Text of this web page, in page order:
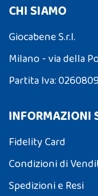
CHI SIAMO
Giocabene S.r.l.
Milano - via della
Partita Iva:
INFORMAZIONI
Fidelity Card
Condizioni di
Spedizioni e Resi